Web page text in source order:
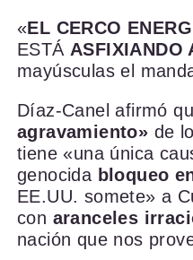
«EL CERCO
ESTÁ ASFIXIANDO
mayúsculas el
Díaz-Canel afirmó
agravamiento» de
tiene «una única
genocida bloqueo
EE.UU. somete» a
con aranceles
nación que nos